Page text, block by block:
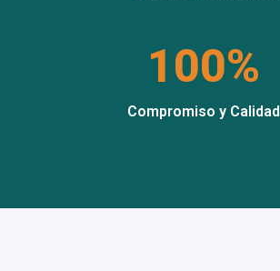
100%
Compromiso y Calidad